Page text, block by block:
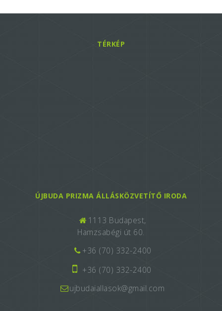
TÉRKÉP
ÚJBUDA PRIZMA ÁLLÁSKÖZVETÍTŐ IRODA
1113 Budapest,
Hamzsabégi út 60.
+36 (70) 332-2400
+36 (70) 332-2400
ujbudaiallasok@gmail.com